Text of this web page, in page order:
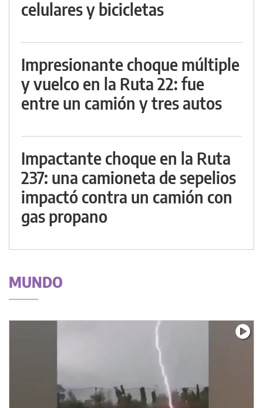
celulares y bicicletas
Impresionante choque múltiple
y vuelco en la Ruta 22: fue
entre un camión y tres autos
Impactante choque en la Ruta
237: una camioneta de sepelios
impactó contra un camión con
gas propano
MUNDO